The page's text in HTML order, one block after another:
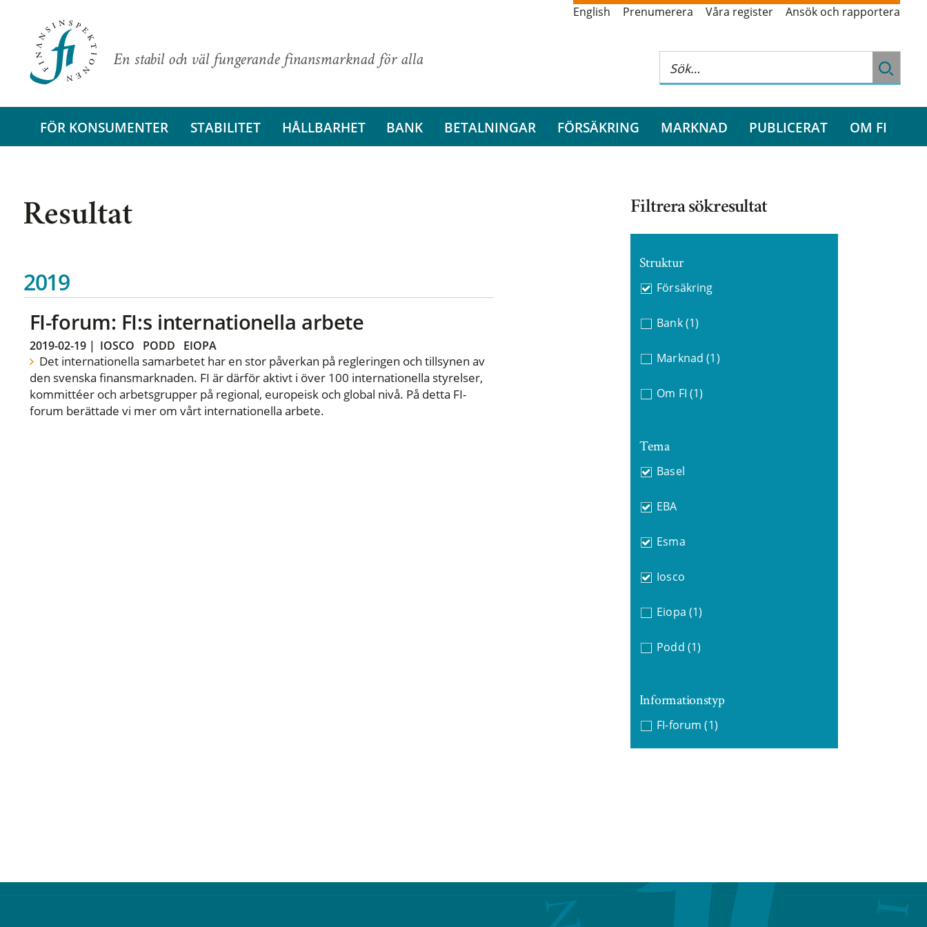
En stabil och väl fungerande finansmarknad för alla
English Prenumerera Våra register Ansök och rapportera
FÖR KONSUMENTER STABILITET HÅLLBARHET BANK BETALNINGAR FÖRSÄKRING MARKNAD PUBLICERAT OM FI
Resultat
2019
FI-forum: FI:s internationella arbete
2019-02-19| IOSCO PODD EIOPA
Det internationella samarbetet har en stor påverkan på regleringen och tillsynen av
den svenska finansmarknaden. FI är därför aktivt i över 100 internationella styrelser,
kommittéer och arbetsgrupper på regional, europeisk och global nivå. På detta FI-
forum berättade vi mer om vårt internationella arbete.
Filtrera sökresultat
Struktur
Försäkring
Bank (1)
Marknad (1)
Om FI (1)
Tema
Basel
EBA
Esma
Iosco
Eiopa (1)
Podd (1)
Informationstyp
FI-forum (1)